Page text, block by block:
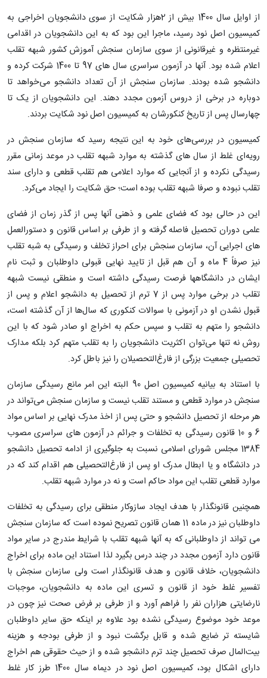
از اوایل سال 1400 بیش از 2هزار شکایت از سوی دانشجویان اخراجی به
کمیسیون اصل نود رسید، ماجرا این بود که به این دانشجویان در اقدامی
غیرمنتظره و غیرقانونی از سوی سازمان سنجش آموزش کشور شبهه تقلب
اعلام شده بود. آنها در آزمون سراسری سال های 97 تا 1400 شرکت کرده و
دانشجو شده بودند. سازمان سنجش از آن تعداد دانشجو می‌خواهد تا
دوباره در برخی از دروس آزمون مجدد دهند. این دانشجویان از یک تا
چهارسال پس از تاریخ کنکورشان به کمیسیون اصل نود شکایت بردند.
کمیسیون در بررسی‌های خود به این نتیجه رسید که سازمان سنجش در
رویه‌ای غلط از سال های گذشته به موارد شبهه تقلب در موعد زمانی مقرر
رسیدگی نکرده و از آنجایی که موارد اعلامی هم تقلب قطعی و دارای سند
تقلب نبوده و صرفا شبهه تقلب بوده است؛ حق شکایت را ایجاد می‌کرد.
این در حالی بود که فضای علمی و ذهنی آنها پس از گذر زمان از فضای
علمی دوران تحصیل فاصله گرفته و از طرفی بر اساس قانون و دستورالعمل
های اجرایی آن، سازمان سنجش برای احراز تخلف و رسیدگی به شبه تقلب
نیز صرفاً 4 ماه و آن هم قبل از تایید نهایی قبولی داوطلبان و ثبت نام
ایشان در دانشگاهها فرصت رسیدگی داشته است و منطقی نیست شبهه
تقلب در برخی موارد پس از 7 ترم از تحصیل به دانشجو اعلام و پس از
قبول نشدن او در آزمونی با سوالات کنکوری که سال‌ها از آن گذشته است،
دانشجو را متهم به تقلب و سپس حکم به اخراج او صادر شود که با این
روش نه تنها می‌توان اکثریت دانشجویان را به تقلب متهم کرد بلکه مدارک
تحصیلی جمعیت بزرگی از فارغ‌التحصیلان را نیز باطل کرد.
با استناد به بیانیه کمیسیون اصل 90 البته این امر مانع رسیدگی سازمان
سنجش در موارد قطعی و مستند تقلب نیست و سازمان سنجش می‌تواند در
هر مرحله از تحصیل دانشجو و حتی پس از اخذ مدرک نهایی بر اساس مواد
6 و 10 قانون رسیدگی به تخلفات و جرائم در آزمون های سراسری مصوب
1384 مجلس شورای اسلامی نسبت به جلوگیری از ادامه تحصیل دانشجو
در دانشگاه و یا ابطال مدرک او پس از فارغ‌التحصیلی هم اقدام کند که در
موارد قطعی تقلب این مواد حاکم است و نه در موارد شبهه تقلب.
همچنین قانونگذار با هدف ایجاد سازوکار منطقی برای رسیدگی به تخلفات
داوطلبان نیز در ماده 11 همان قانون تصریح نموده است که سازمان سنجش
می تواند از داوطلبانی که به آنها شبهه تقلب با شرایط مندرج در سایر مواد
قانون دارد آزمون مجدد در چند درس بگیرد لذا استناد این ماده برای اخراج
دانشجویان، خلاف قانون و هدف قانونگذار است ولی سازمان سنجش با
تفسیر غلط خود از قانون و تسری این ماده به دانشجویان، موجبات
نارضایتی هزاران نفر را فراهم آورد و از طرفی بر فرض صحت نیز چون در
موعد خود موضوع رسیدگی نشده بود علاوه بر اینکه حق سایر داوطلبان
شایسته تر ضایع شده و قابل برگشت نبود و از طرفی بودجه و هزینه
بیت‌المال صرف تحصیل چند ترم دانشجو شده و از حیث حقوقی هم اخراج
دارای اشکال بود، کمیسیون اصل نود در دیماه سال 1400 طرز کار غلط